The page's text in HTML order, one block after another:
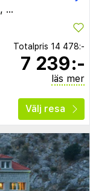
, Kroatien
Totalpris 14 478:-
7 239:-
läs mer
Välj resa